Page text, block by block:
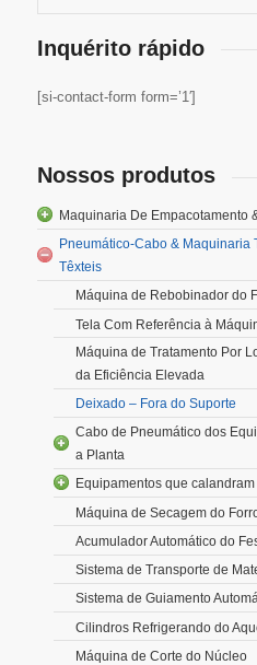
Inquérito rápido
[si-contact-form form=’1′]
Nossos produtos
Maquinaria De Empacotamento
Pneumático-Cabo & Maquinaria
Têxteis
Máquina de Rebobinador do
Tela Com Referência à
Máquina de Tratamento Por
da Eficiência Elevada
Deixado – Fora do Suporte
Cabo de Pneumático dos
a Planta
Equipamentos que
Máquina de Secagem do
Acumulador Automático do
Sistema de Transporte de
Sistema de Guiamento
Cilindros Refrigerando do
Máquina de Corte do Núcleo